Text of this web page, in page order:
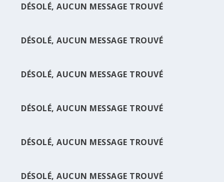
UNIVERSIT...
DÉSOLÉ, AUCUN MESSAGE TROUVÉ
DÉSOLÉ, AUCUN MESSAGE TROUVÉ
DÉSOLÉ, AUCUN MESSAGE TROUVÉ
DÉSOLÉ, AUCUN MESSAGE TROUVÉ
DÉSOLÉ, AUCUN MESSAGE TROUVÉ
DÉSOLÉ, AUCUN MESSAGE TROUVÉ